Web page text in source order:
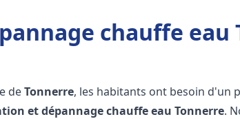
chauffe eau
deTonnerre, les habitants ont besoin d'un
et dépannage chauffe eau Tonnerre.